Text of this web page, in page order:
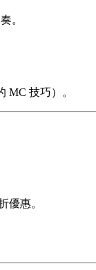
。
MC 技巧）。
優惠。